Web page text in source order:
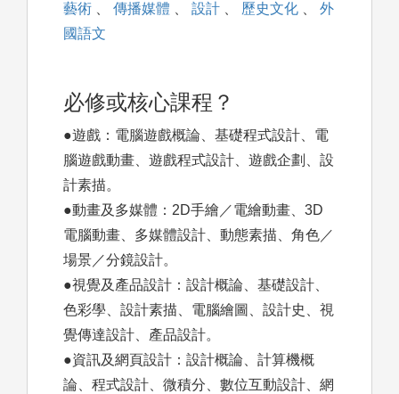
藝術 、 傳播媒體 、 設計 、 歷史文化 、
外
國語文
必修或核心課程？
●遊戲：電腦遊戲概論、基礎程式設計、電
腦遊戲動畫、遊戲程式設計、遊戲企劃、設
計素描。
●動畫及多媒體：2D手繪／電繪動畫、3D
電腦動畫、多媒體設計、動態素描、角色／
場景／分鏡設計。
●視覺及產品設計：設計概論、基礎設計、
色彩學、設計素描、電腦繪圖、設計史、視
覺傳達設計、產品設計。
●資訊及網頁設計：設計概論、計算機概
論、程式設計、微積分、數位互動設計、網